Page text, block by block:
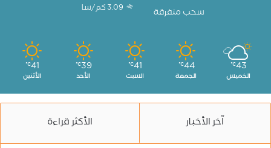
سحب متفرقة
3.09 كم/سا
43
℃
الخميس
44
℃
الجمعة
41
℃
السبت
39
℃
الأحد
41
℃
الأثنين
آخر الأخبار الأكثر قراءة